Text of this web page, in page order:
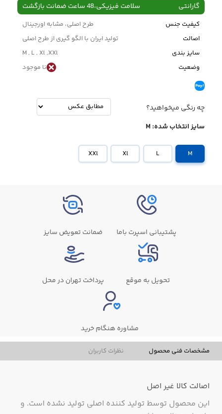
گارانتی سلامت فیزیکی،48 ساعت ضمانت بازگشت
کیفیت جنس
طرح اصلی، مشابه اورجینال
اصالت
تولید ایران با الگو گیری از طرح اصلی
سایز بندی
M , L , Xl ,XXl
وضعیت
نا موجود
چه رنگی میخواهید؟
سایز انتخاب شده:M
M
L
Xl
XXl
پشتیبانی اسپرت باما ضمانت تعویض سایز
تحویل به موقع پرداخت تهران در محل
مشاوره هنگام خرید
مشخصات فنی محصول نظرات کاربران
اصالت کالا غیر اصل
این محصول توسط تولید کننده اصلی تولید نشده است. و